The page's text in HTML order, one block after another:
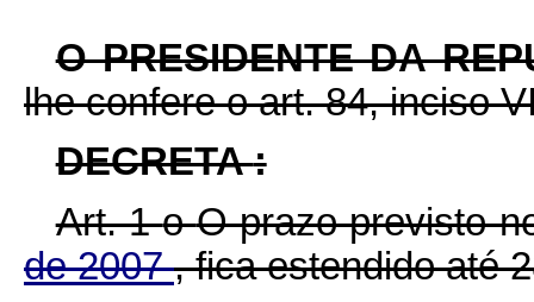
O PRESIDENTE DA
lhe confere o art. 84, inciso
DECRETA:
Art. 1oO prazo previsto
de 2007, fica estendido até